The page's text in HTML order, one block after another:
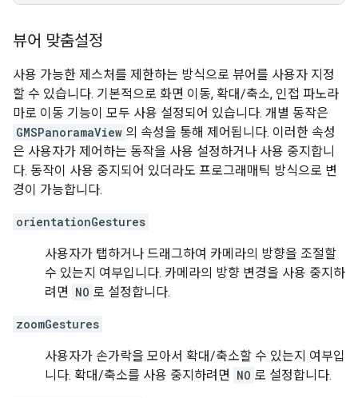
뷰어 맞춤설정
사용 가능한 제스처를 제한하는 방식으로 뷰어를 사용자 지정
할 수 있습니다. 기본적으로 화면 이동, 확대/축소, 인접 파노라
마로 이동 기능이 모두 사용 설정되어 있습니다. 개별 동작은
GMSPanoramaView 의 속성을 통해 제어됩니다. 이러한 속성
은 사용자가 제어하는 동작을 사용 설정하거나 사용 중지합니
다. 동작이 사용 중지되어 있더라도 프로그래매틱 방식으로 변
경이 가능합니다.
orientationGestures
사용자가 탭하거나 드래그하여 카메라의 방향을 조절할
수 있는지 여부입니다. 카메라의 방향 변경을 사용 중지하
려면 NO 로 설정합니다.
zoomGestures
사용자가 손가락을 모아서 확대/축소할 수 있는지 여부입
니다. 확대/축소를 사용 중지하려면 NO 로 설정합니다.